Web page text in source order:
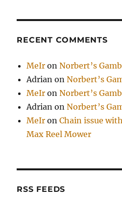
RECENT COMMENTS
MeIr onNorbert’s
Adrian onNorbert’s
MeIr onNorbert’s
Adrian onNorbert’s
MeIr onChain issue
Max Reel Mower
RSS FEEDS